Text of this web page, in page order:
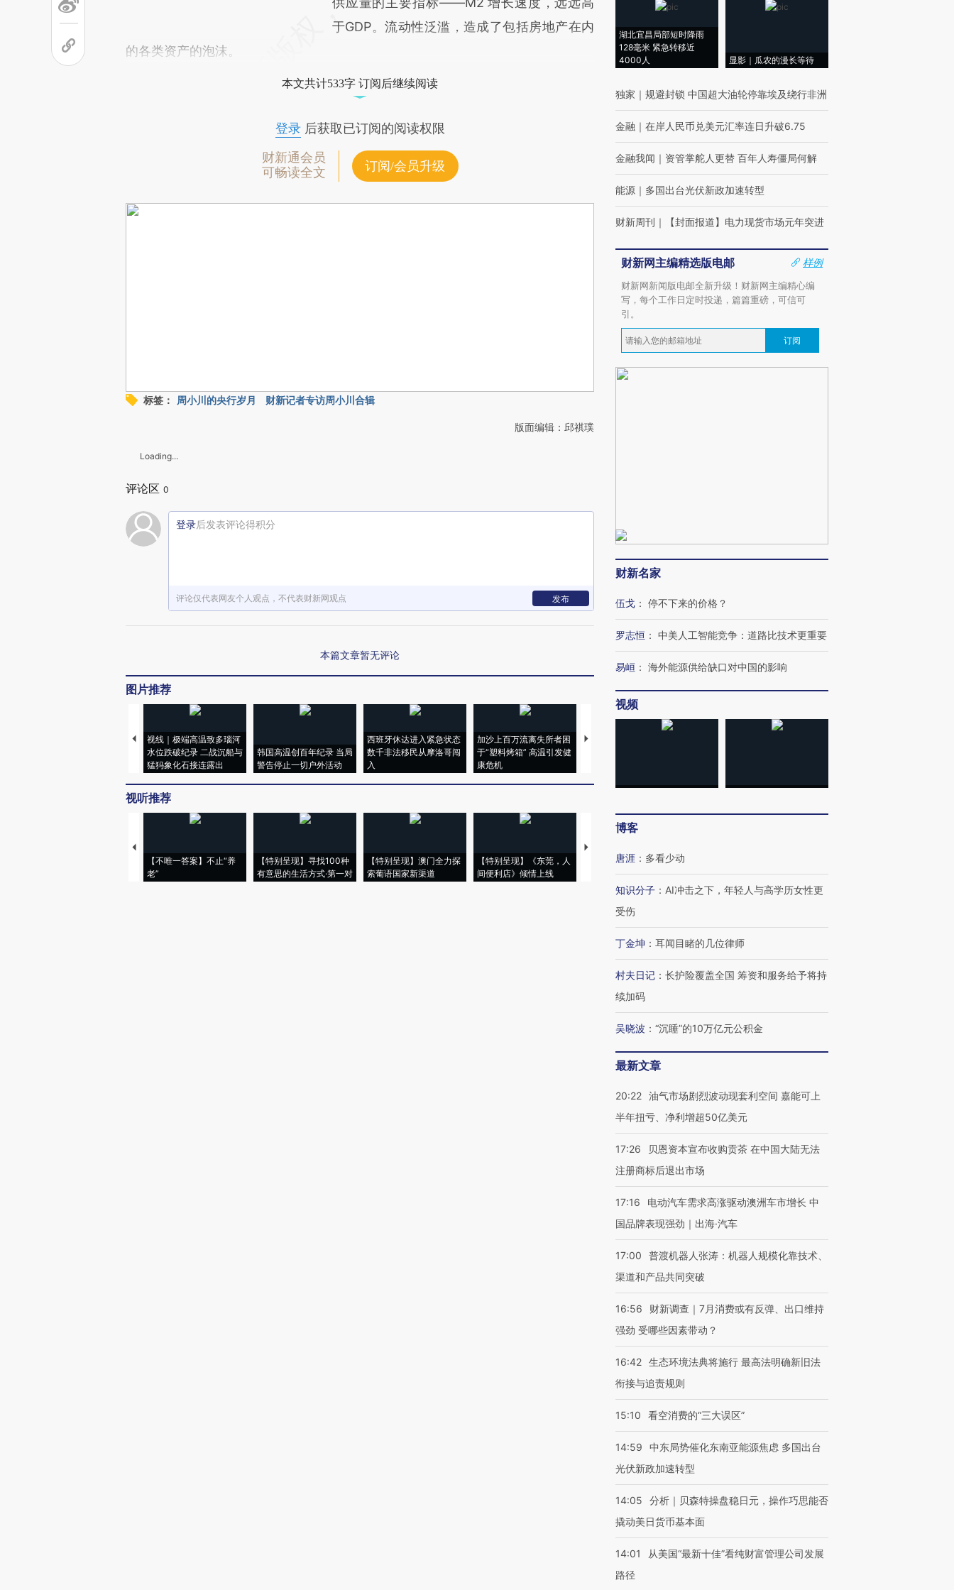
于GDP。流动性泛滥，造成了包括房地产在内
的各类资产的泡沫。
本文共计533字 订阅后继续阅读
登录后获取已订阅的阅读权限
财新通会员
可畅读全文
订阅/会员升级
标签： 周小川的央行岁月 财新记者专访周小川合辑
版面编辑：邱祺璞
Loading...
评论区 0
登录后发表评论得积分
评论仅代表网友个人观点，不代表财新网观点 发布
本篇文章暂无评论
图片推荐
视线｜极端高温致多瑙河
水位跌破纪录 二战沉船与
猛犸象化石接连露出
韩国高温创百年纪录 当局
警告停止一切户外活动
西班牙休达进入紧急状态
数千非法移民从摩洛哥闯
入
加沙上百万流离失所者困
于“塑料烤箱” 高温引发健
康危机
视线｜HYROX的吸金
视听推荐
【不唯一答案】不止“养
老”
【特别呈现】寻找100种
有意思的生活方式·第一对
【特别呈现】澳门全力探
索葡语国家新渠道
【特别呈现】《东莞，人
间便利店》倾情上线
【推广】走进第四届链博
会，让数智科技“链”接产
有意思的生活方式·第三对
住三大增长引擎是什么？
湖北宜昌局部短时降雨
128毫米 紧急转移近
4000人
显影｜瓜农的漫长等待
独家 ｜ 规避封锁 中国超大油轮停靠埃及绕行非洲
金融 ｜ 在岸人民币兑美元汇率连日升破6.75
金融我闻 ｜ 资管掌舵人更替 百年人寿僵局何解
能源 ｜ 多国出台光伏新政加速转型
财新周刊 ｜ 【封面报道】电力现货市场元年突进
财新网主编精选版电邮
样例
财新网新闻版电邮全新升级！财新网主编精心编
写，每个工作日定时投递，篇篇重磅，可信可
引。
订阅
财新名家
伍戈 ： 停不下来的价格？
罗志恒 ： 中美人工智能竞争：道路比技术更重要
易峘 ： 海外能源供给缺口对中国的影响
视频
博客
唐涯 ： 多看少动
知识分子 ： AI冲击之下，年轻人与高学历女性更
受伤
丁金坤 ： 耳闻目睹的几位律师
村夫日记 ： 长护险覆盖全国 筹资和服务给予将持
续加码
吴晓波 ： “沉睡”的10万亿元公积金
最新文章
20:22 油气市场剧烈波动现套利空间 嘉能可上
半年扭亏、净利增超50亿美元
17:26
贝恩资本宣布收购贡茶 在中国大陆无法
注册商标后退出市场
17:16
电动汽车需求高涨驱动澳洲车市增长 中
国品牌表现强劲｜出海·汽车
17:00
普渡机器人张涛：机器人规模化靠技术、
渠道和产品共同突破
16:56
财新调查｜7月消费或有反弹、出口维持
强劲 受哪些因素带动？
16:42 生态环境法典将施行 最高法明确新旧法
衔接与追责规则
15:10 看空消费的“三大误区”
14:59
中东局势催化东南亚能源焦虑 多国出台
光伏新政加速转型
14:05
分析｜贝森特操盘稳日元，操作巧思能否
撬动美日货币基本面
14:01
从美国“最新十佳”看纯财富管理公司发展
路径